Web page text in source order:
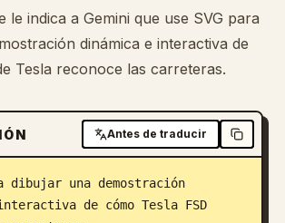
le indica a Gemini que use SVG para
dinámica e interactiva de
Tesla reconoce las carreteras.
Antes de traducir
dibujar una demostración
de cómo Tesla FSD